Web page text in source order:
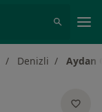
Denizli Aydan